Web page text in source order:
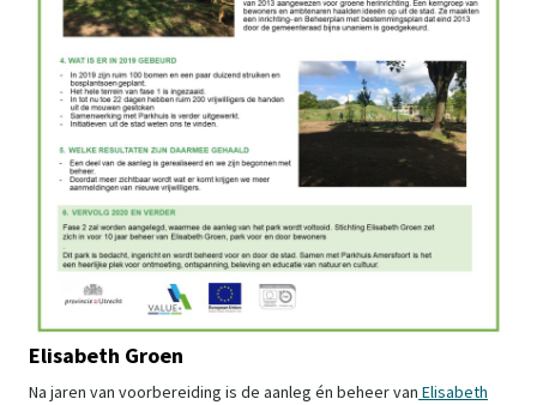
Elisabeth Groen
Na jaren van voorbereiding is de aanleg én beheer van Elisabeth